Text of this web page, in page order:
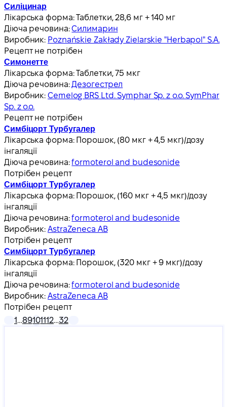
Силіцинар
Лікарська форма:Таблетки, 28,6 мг + 140 мг
Діюча речовина:Силимарин
Виробник: Poznańskie Zakłady Zielarskie "Herbapol" S.A.
Рецепт не потрібен
Симонетте
Лікарська форма:Таблетки, 75 мкг
Діюча речовина:Дезогестрел
Виробник:Cemelog BRS Ltd. Symphar Sp. z o.o. SymPhar
Sp. z o.o.
Рецепт не потрібен
Симбіцорт Турбугалер
Лікарська форма: Порошок, (80 мкг + 4,5 мкг)/дозу
інгаляції
Діюча речовина:formoterol and budesonide
Потрібен рецепт
Симбіцорт Турбугалер
Лікарська форма: Порошок, (160 мкг + 4,5 мкг)/дозу
інгаляції
Діюча речовина:formoterol and budesonide
Виробник:AstraZeneca AB
Потрібен рецепт
Симбіцорт Турбугалер
Лікарська форма: Порошок, (320 мкг + 9 мкг)/дозу
інгаляції
Діюча речовина:formoterol and budesonide
Виробник:AstraZeneca AB
Потрібен рецепт
1…89101112…32